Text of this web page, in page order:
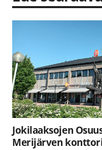
Jokilaaksojen
Merijärven